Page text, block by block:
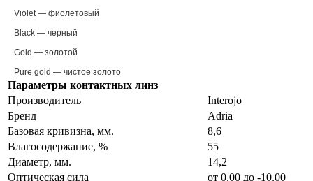
Violet — фиолетовый
Black — черный
Gold — золотой
Pure gold — чистое золото
Параметры контактных линз
Производитель
Interojo
Бренд
Adria
Базовая кривизна, мм.
8,6
Влагосодержание, %
55
Диаметр, мм.
14,2
Оптическая сила
от 0.00 до -10.00